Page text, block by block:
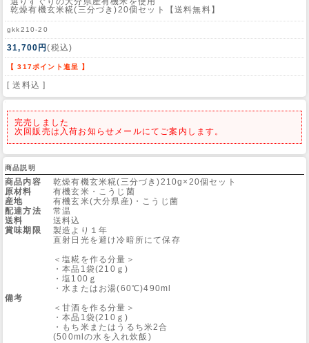
Site
乾燥有機玄米糀(三分づき)20個セット【送料無料】
gkk210-20
31,700円(税込)
【 317ポイント進呈 】
[ 送料込 ]
完売しました
次回販売は入荷お知らせメールにてご案内します。
商品説明
商品内容
乾燥有機玄米糀(三分づき)210g×20個セット
原材料
有機玄米・こうじ菌
産地
有機玄米(大分県産)・こうじ菌
配達方法
常温
送料
送料込
賞味期限
製造より１年
備考
直射日光を避け冷暗所にて保存
＜塩糀を作る分量＞
・本品1袋(210ｇ)
・塩100ｇ
・水またはお湯(60℃)490ml
＜甘酒を作る分量＞
・本品1袋(210ｇ)
・もち米またはうるち米2合
(500mlの水を入れ炊飯)